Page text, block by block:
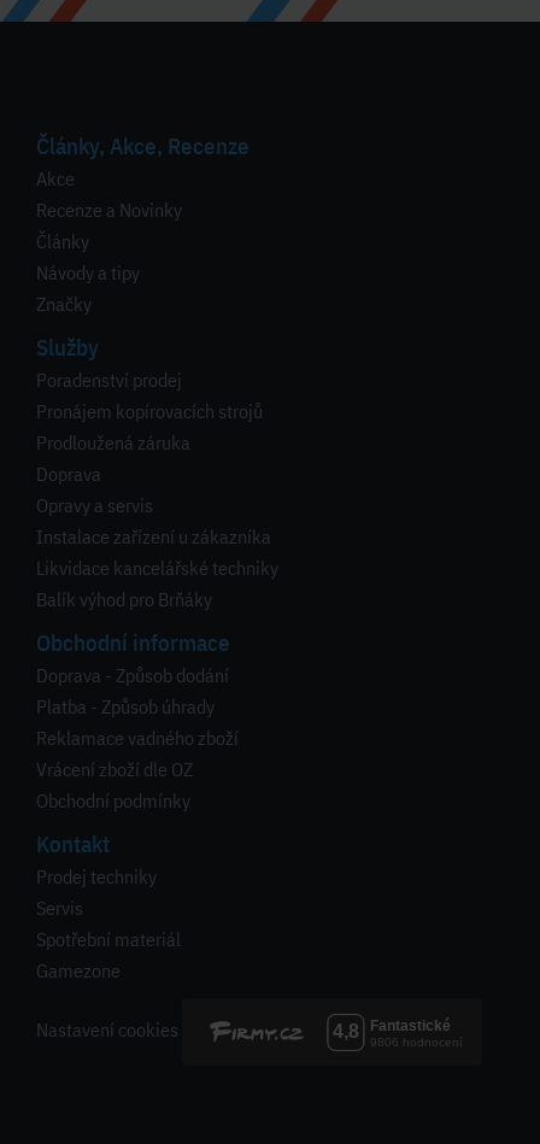
Články, Akce, Recenze
Akce
Recenze a Novinky
Články
Návody a tipy
Značky
Služby
Poradenství prodej
Pronájem kopírovacích strojů
Prodloužená záruka
Doprava
Opravy a servis
Instalace zařízení u zákazníka
Likvidace kancelářské techniky
Balík výhod pro Brňáky
Obchodní informace
Doprava - Způsob dodání
Platba - Způsob úhrady
Reklamace vadného zboží
Vrácení zboží dle OZ
Obchodní podmínky
Kontakt
Prodej techniky
Servis
Spotřební materiál
Gamezone
Nastavení cookies